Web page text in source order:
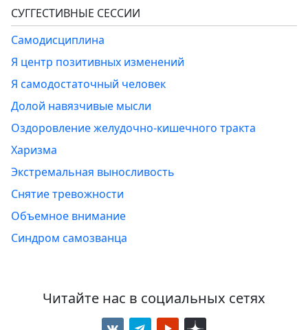
СУГГЕСТИВНЫЕ СЕССИИ
Самодисциплина
Я центр позитивных изменений
Я самодостаточный человек
Долой навязчивые мысли
Оздоровление желудочно-кишечного тракта
Харизма
Экстремальная выносливость
Снятие тревожности
Объемное внимание
Синдром самозванца
Читайте нас в социальных сетях